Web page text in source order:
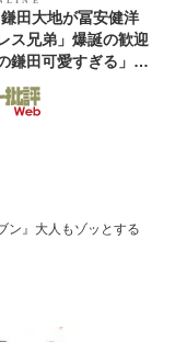
田大地が冨安健洋
ス兄弟」爆誕の歓迎
鎌田可愛すぎる」
ン』大人もゾッとする